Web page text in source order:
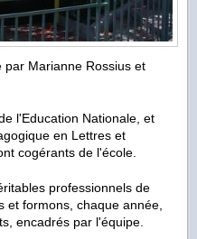
par Marianne Rossius et
l'Education Nationale, et
en Lettres et
cogérants de l'école.
professionnels de
et formons, chaque année,
encadrés par l'équipe.